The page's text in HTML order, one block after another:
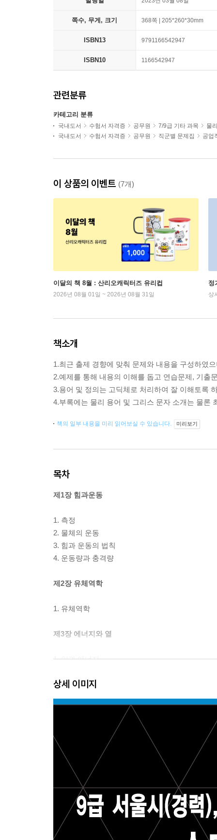
쪽수, 무게, 크기 368쪽 | 205*260*30mm
ISBN13 9791166542947
ISBN10 1166542947
관련분류
카테고리 분류
국내도서 수험서 자격증 공무원 7/9급 기타 과목
물
국내도서
수험서 자격증 공무원 직군별 문제집 공업
이 상품의 이벤트 (7개)
이달의 책 8월 : 산리오캐릭터즈 유리컵
2026년 08월 01일 ~ 2026년 08월 31일
정
상
책소개
1.최근 출제 경향에 맞춰 문제와 내용을 구성하였
2.예제를 통해 내용의 이해를 돕고 연습문제, 기출
3.용어 및 정의는 고딕체로 처리하여 잘 이해토록
4.부록에는 물리 용어 및 그리스 문자 소개는 물론
책의 일부 내용을 미리 읽어보실 수 있습니다. 미리보기
목차
제1장 힘과운동
1. 측정
2. 물체의 운동
3. 힘과 운동의 법칙
4. 운동량과 충격량
제2장 유체역학
1. 유체역학
제3장 에너지와 열
1. 일과 에너지
3. 열역학의 법칙
1. 전기장과 전류
2. 전류에 의한 자기장
3. 전자기 유도
제5장 광학
1. 파동
2. 빛
상세 이미지